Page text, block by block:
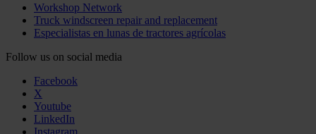
Workshop Network
Truck windscreen repair and replacement
Especialistas en lunas de tractores agrícolas
Follow us on social media
Facebook
X
Youtube
LinkedIn
Instagram